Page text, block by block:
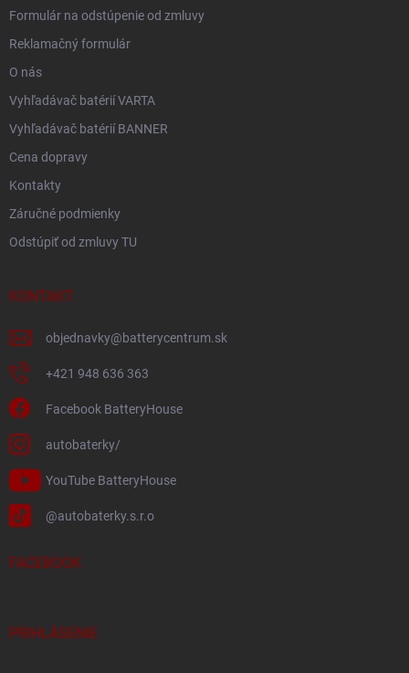
Formulár na odstúpenie od zmluvy
Reklamačný formulár
O nás
Vyhľadávač batérií VARTA
Vyhľadávač batérií BANNER
Cena dopravy
Kontakty
Záručné podmienky
Odstúpiť od zmluvy TU
KONTAKT
objednavky@batterycentrum.sk
+421 948 636 363
Facebook BatteryHouse
autobaterky/
YouTube BatteryHouse
@autobaterky.s.r.o
FACEBOOK
PRIHLÁSENIE